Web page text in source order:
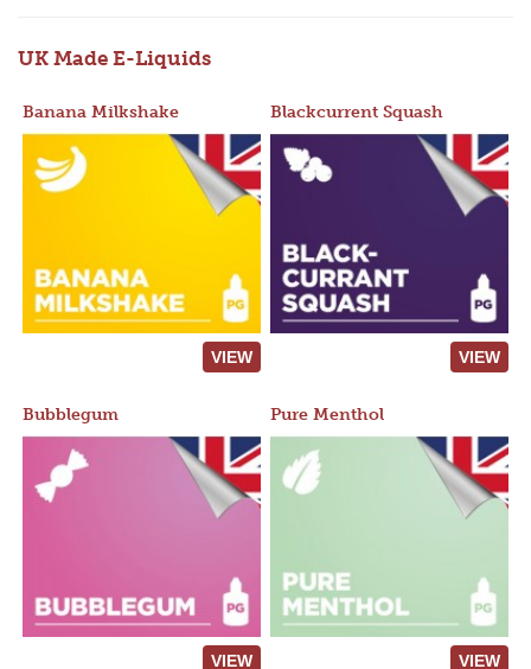
UK Made E-Liquids
Banana Milkshake
VIEW
Blackcurrent Squash
VIEW
Bubblegum
VIEW
Pure Menthol
VIEW